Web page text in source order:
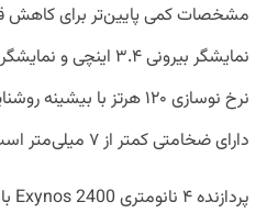
مشخصات کمی پایین‌تر برای
دارای ضخامتی کمتر از ۷ میلی‌متر است و ۱۸۷ گرم وزن دارد.